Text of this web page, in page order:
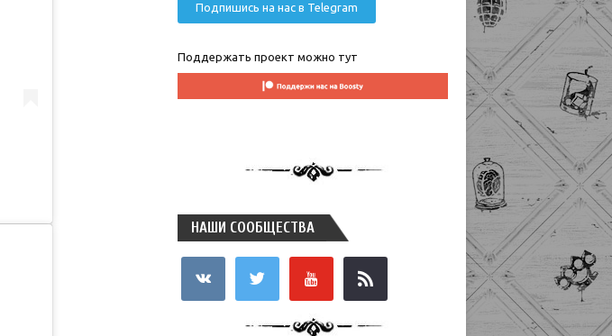
Подпишись на нас в Telegram
Поддержать проект можно тут
НАШИ СООБЩЕСТВА